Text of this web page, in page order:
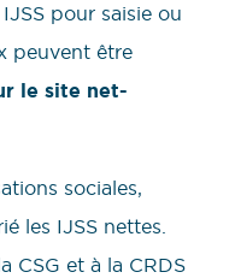
pour saisie ou
peuvent être
le site net-
sociales,
les IJSS nettes.
CSG et à la CRDS